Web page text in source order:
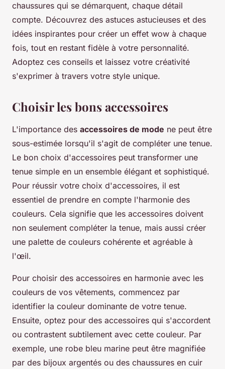
chaussures qui se démarquent, chaque détail
compte. Découvrez des astuces astucieuses et des
idées inspirantes pour créer un effet wow à chaque
fois, tout en restant fidèle à votre personnalité.
Adoptez ces conseils et laissez votre créativité
s'exprimer à travers votre style unique.
Choisir les bons accessoires
L'importance des accessoires de mode ne peut être
sous-estimée lorsqu'il s'agit de compléter une tenue.
Le bon choix d'accessoires peut transformer une
tenue simple en un ensemble élégant et sophistiqué.
Pour réussir votre choix d'accessoires, il est
essentiel de prendre en compte l'harmonie des
couleurs. Cela signifie que les accessoires doivent
non seulement compléter la tenue, mais aussi créer
une palette de couleurs cohérente et agréable à
l'œil.
Pour choisir des accessoires en harmonie avec les
couleurs de vos vêtements, commencez par
identifier la couleur dominante de votre tenue.
Ensuite, optez pour des accessoires qui s'accordent
ou contrastent subtilement avec cette couleur. Par
exemple, une robe bleu marine peut être magnifiée
par des bijoux argentés ou des chaussures en cuir